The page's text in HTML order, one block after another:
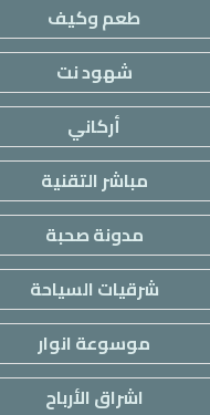
طعم وكيف
شهود نت
أركاني
مباشر التقنية
مدونة صحبة
شرقيات السياحة
موسوعة انوار
اشراق الأرباح